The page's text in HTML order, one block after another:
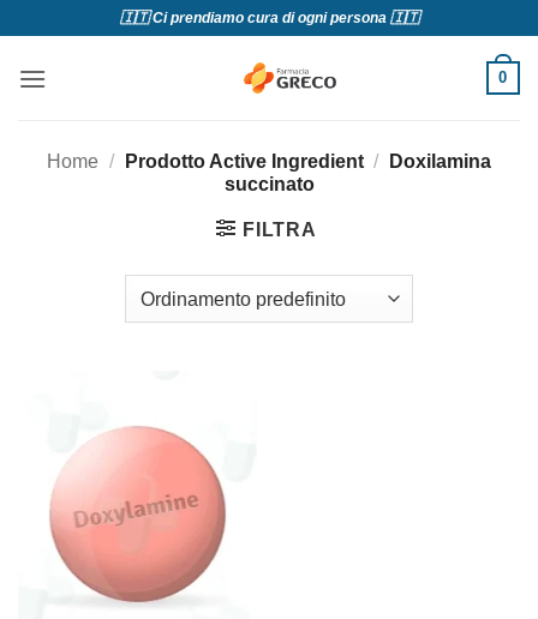
contenuti
🇮🇹 Ci prendiamo cura di ogni persona 🇮🇹
0
Home / Prodotto Active Ingredient /
Doxilamina
succinato
FILTRA